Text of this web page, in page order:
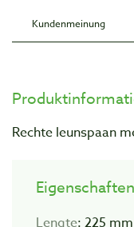
Kundenmeinung
Rechte leunspaan
Eigenschaften
Lengte: 225 mm